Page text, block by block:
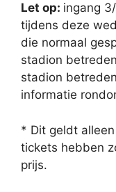
Let op: ingang
tijdens deze
die normaal
stadion
stadion
informatie
* Dit geldt
tickets hebben
prijs.